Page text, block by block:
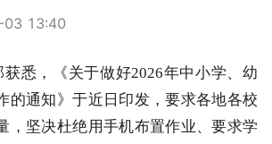
13:40
悉，《关于做好2026年中小学、幼
的通知》于近日印发，要求各地各校
，坚决杜绝用手机布置作业、要求学